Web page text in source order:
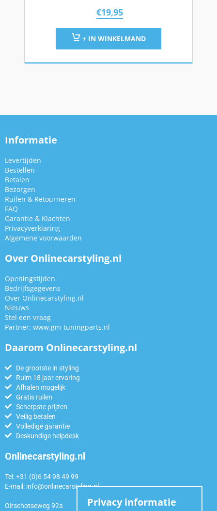
€19,95
+ IN WINKELMAND
Informatie
Levertijden
Bestellen
Betalen
Bezorgen
Ruilen & Retourneren
FAQ
Garantie & Klachten
Privacyverklaring
Algemene voorwaarden
Over Onlinecarstyling.nl
Openingstijden
Bedrijfsgegevens
Over Onlinecarstyling.nl
Nieuws
Stel een vraag
Partner: www.gm-tuningparts.nl
Daarom Onlinecarstyling.nl
De grootste in styling
Ruim 18 jaar ervaring
Afhalen mogelijk
Gratis ruilen
Scherpste prijzen
Veilig betalen
Volledige garantie
Deskundige helpdesk
Onlinecarstyling.nl
Tel: +31 (0)6 54 98 49 99
E-mail: info@onlinecarstyling.nl
Oirschotseweg 92a Privacy informatie